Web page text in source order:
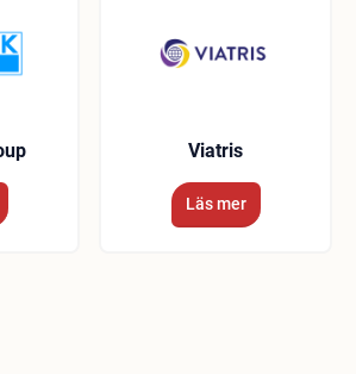
Viatris
Läs mer